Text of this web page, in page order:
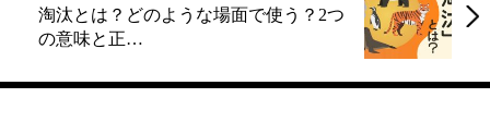
淘汰とは？どのような場面で使う？2つ
の意味と正…